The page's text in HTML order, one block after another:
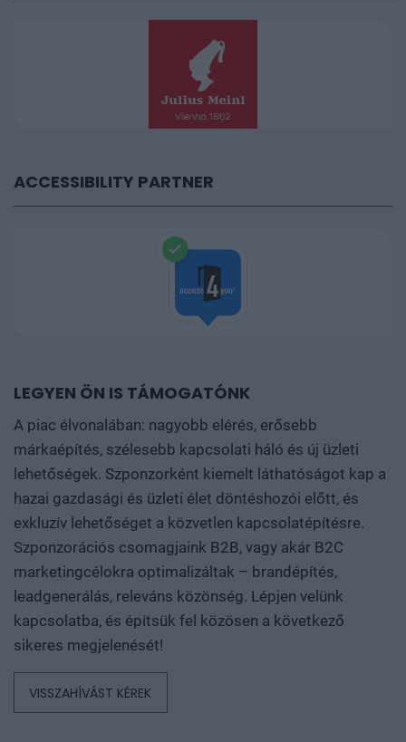
ACCESSIBILITY PARTNER
LEGYEN ÖN IS TÁMOGATÓNK
A piac élvonalában: nagyobb elérés, erősebb
márkaépítés, szélesebb kapcsolati háló és új üzleti
lehetőségek. Szponzorként kiemelt láthatóságot kap a
hazai gazdasági és üzleti élet döntéshozói előtt, és
exkluzív lehetőséget a közvetlen kapcsolatépítésre.
Szponzorációs csomagjaink B2B, vagy akár B2C
marketingcélokra optimalizáltak – brandépítés,
leadgenerálás, releváns közönség. Lépjen velünk
kapcsolatba, és építsük fel közösen a következő
sikeres megjelenését!
VISSZAHÍVÁST KÉREK